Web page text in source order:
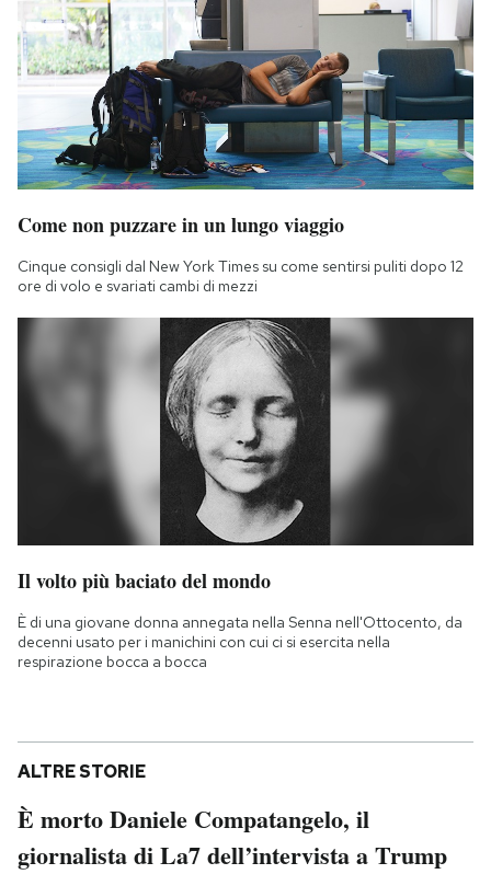
Come non puzzare in un lungo viaggio
Cinque consigli dal New York Times su come sentirsi puliti dopo 12
ore di volo e svariati cambi di mezzi
Il volto più baciato del mondo
È di una giovane donna annegata nella Senna nell'Ottocento, da
decenni usato per i manichini con cui ci si esercita nella
respirazione bocca a bocca
ALTRE STORIE
È morto Daniele Compatangelo, il
giornalista di La7 dell’intervista a Trump